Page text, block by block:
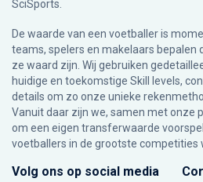
SciSports.
De waarde van een voetballer is
teams, spelers en makelaars bepalen
ze waard zijn. Wij gebruiken
huidige en toekomstige Skill levels,
details om zo onze unieke
Vanuit daar zijn we, samen met onze
om een eigen transferwaarde
voetballers in de grootste competities
Volg ons op social media